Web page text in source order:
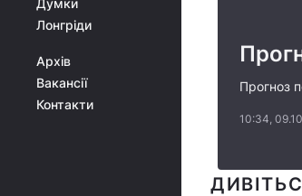
Думки
Лонгріди
Архів
Вакансії
Контакти
Прогноз
10:34,